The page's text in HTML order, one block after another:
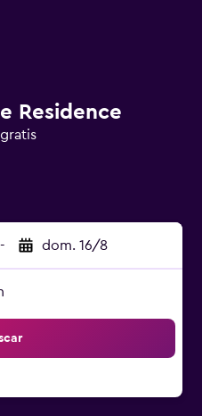
Residence
- dom. 16/8